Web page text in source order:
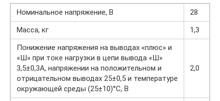
Номинальное напряжение, В
28
Масса, кг
1,3
Понижение напряжения на выводах «плюс» и
«Ш» при токе нагрузки в цепи вывода «Ш»
3,5±0,3А, напряжении на положительном и
отрицательном выводах 25±0,5 и температуре
окружающей среды (25±10)°С, В
2,0